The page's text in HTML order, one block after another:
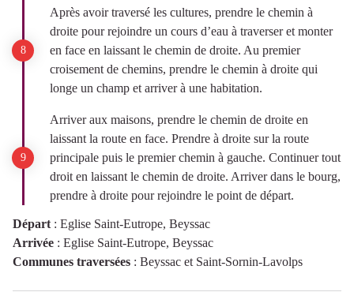
Après avoir traversé les cultures, prendre le chemin à
droite pour rejoindre un cours d’eau à traverser et monter
en face en laissant le chemin de droite. Au premier
croisement de chemins, prendre le chemin à droite qui
longe un champ et arriver à une habitation.
Arriver aux maisons, prendre le chemin de droite en
laissant la route en face. Prendre à droite sur la route
principale puis le premier chemin à gauche. Continuer tout
droit en laissant le chemin de droite. Arriver dans le bourg,
prendre à droite pour rejoindre le point de départ.
Départ : Eglise Saint-Eutrope, Beyssac
Arrivée : Eglise Saint-Eutrope, Beyssac
Communes traversées : Beyssac et Saint-Sornin-Lavolps